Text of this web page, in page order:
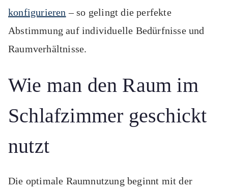
konfigurieren – so gelingt die perfekte
Abstimmung auf individuelle Bedürfnisse und
Raumverhältnisse.
Wie man den Raum im
Schlafzimmer geschickt
nutzt
Die optimale Raumnutzung beginnt mit der